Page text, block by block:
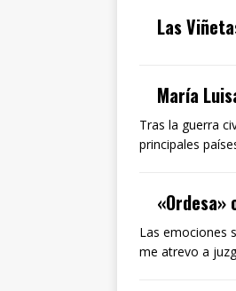
Las
María
Tras la guerra
principales
Las emociones
me atrevo a